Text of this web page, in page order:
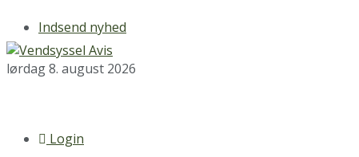
Indsend nyhed
lørdag 8. august 2026
Login